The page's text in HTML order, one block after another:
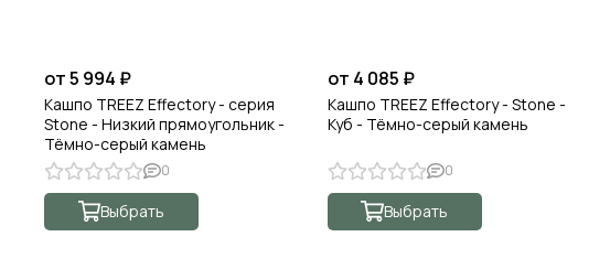
от 5 994 ₽
Кашпо TREEZ Effectory - серия
Stone - Низкий прямоугольник -
Тёмно-серый камень
0
Выбрать
от 4 085 ₽
Кашпо TREEZ Effectory - Stone -
Куб - Тёмно-серый камень
0
Выбрать